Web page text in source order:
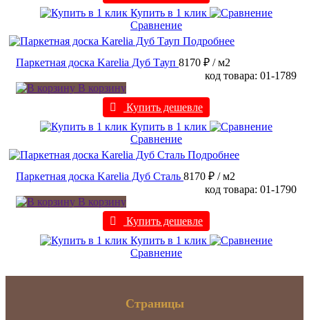
Купить в 1 клик
Сравнение
Подробнее
Паркетная доска Karelia Дуб Тауп 8170 ₽ / м2
код товара: 01-1789
В корзину
Купить дешевле
Купить в 1 клик
Сравнение
Подробнее
Паркетная доска Karelia Дуб Сталь 8170 ₽ / м2
код товара: 01-1790
В корзину
Купить дешевле
Купить в 1 клик
Сравнение
Страницы